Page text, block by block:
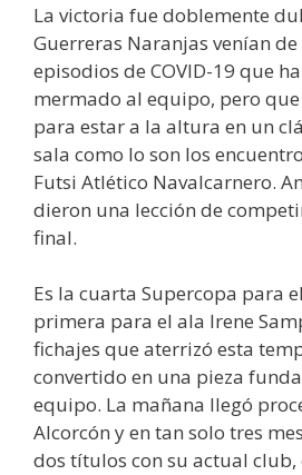
La victoria fue doblemente
Guerreras Naranjas venían
episodios de COVID-19 que
mermado al equipo, pero
para estar a la altura en un
sala como lo son los
Futsi Atlético Navalcarnero.
dieron una lección de
final.
Es la cuarta Supercopa para
primera para el ala Irene
fichajes que aterrizó esta
convertido en una pieza
equipo. La mañana llegó
Alcorcón y en tan solo tres
dos títulos con su actual club,